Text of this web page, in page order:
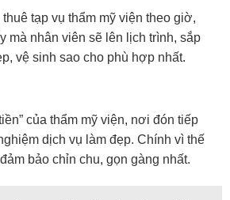
tạp vụ thẩm mỹ viện theo giờ,
mà nhân viên sẽ lên lịch trình, sắp
vệ sinh sao cho phù hợp nhất.
của thẩm mỹ viện, nơi đón tiếp
dịch vụ làm đẹp. Chính vì thế
bảo chỉn chu, gọn gàng nhất.